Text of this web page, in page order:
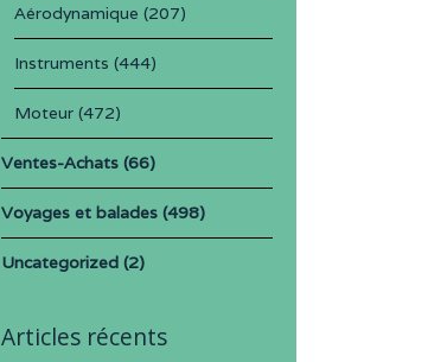
Aérodynamique (207)
Instruments (444)
Moteur(472)
Ventes-Achats(66)
Voyages et balades(498)
Uncategorized(2)
Articles récents